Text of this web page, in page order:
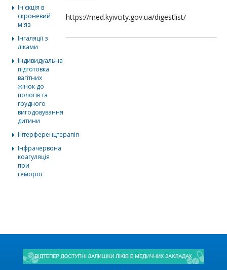
Ін'єкція в
скроневий
м'яз
Інгаляції з
ліками
Індивидуальна
підготовка
вагітних
жінок до
пологів та
грудного
вигодовування
дитини
Інтерференцтерапія
Інфрачервона
коагуляція
при
геморої
https://med.kyivcity.gov.ua/digestlist/